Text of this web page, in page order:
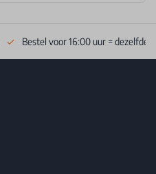
Bestel voor 16:00 uur = dezelfde